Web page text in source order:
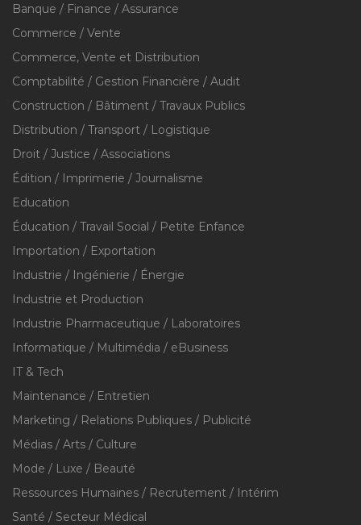
Banque / Finance / Assurance
Commerce / Vente
Commerce, Vente et Distribution
Comptabilité / Gestion Financière / Audit
Construction / Bâtiment / Travaux Publics
Distribution / Transport / Logistique
Droit / Justice / Associations
Édition / Imprimerie / Journalisme
Education
Éducation / Travail Social / Petite Enfance
Importation / Exportation
Industrie / Ingénierie / Énergie
Industrie et Production
Industrie Pharmaceutique / Laboratoires
Informatique / Multimédia / eBusiness
IT & Tech
Maintenance / Entretien
Marketing / Relations Publiques / Publicité
Médias / Arts / Culture
Mode / Luxe / Beauté
Ressources Humaines / Recrutement / Intérim
Santé / Secteur Médical